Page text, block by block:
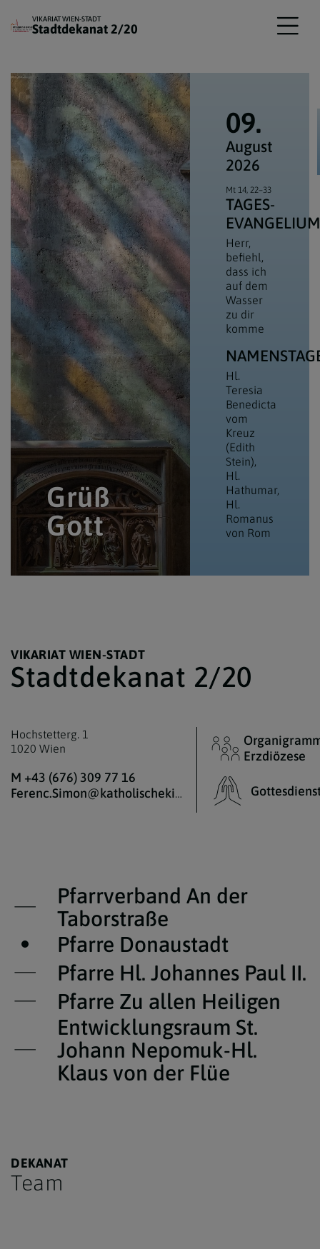
VIKARIAT WIEN-STADT
Stadtdekanat 2/20
Grüß
Gott
09.
August
2026
Mt 14, 22–33
TAGES­
EVANGELIUM
Herr,
befiehl,
dass ich
auf dem
Wasser
zu dir
komme
Hl.
Teresia
Benedicta
vom
Kreuz
(Edith
Stein)
Hl.
Hathumar
Hl.
Romanus
von Rom
VIKARIAT WIEN-STADT
Stadtdekanat 2/20
Hochstetterg. 1
1020 Wien
M +43 (676) 309 77 16
Ferenc.Simon@katholischekirche.at
Erzdiözese
Pfarrverband An der
Taborstraße
Pfarre Donaustadt
Pfarre Hl. Johannes Paul II.
Pfarre Zu allen Heiligen
Entwicklungsraum St.
Johann Nepomuk-Hl.
Klaus von der Flüe
DEKANAT
Team